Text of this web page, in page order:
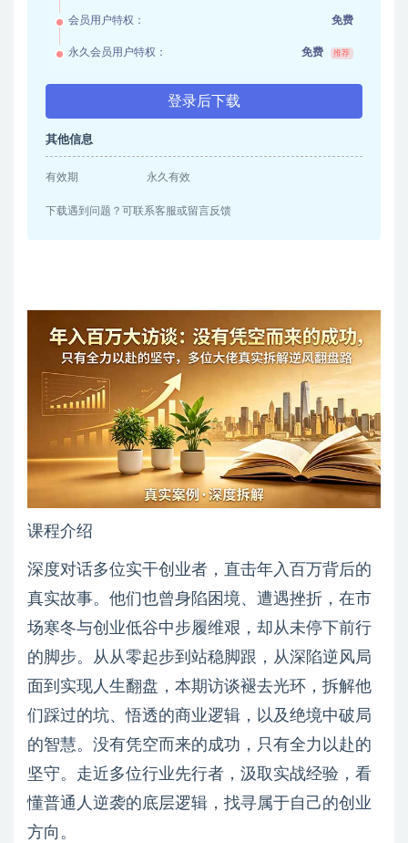
会员用户特权： 免费
永久会员用户特权： 免费 推荐
登录后下载
其他信息
有效期 永久有效
下载遇到问题？可联系客服或留言反馈
课程介绍
深度对话多位实干创业者，直击年入百万背后的
真实故事。他们也曾身陷困境、遭遇挫折，在市
场寒冬与创业低谷中步履维艰，却从未停下前行
的脚步。从从零起步到站稳脚跟，从深陷逆风局
面到实现人生翻盘，本期访谈褪去光环，拆解他
们踩过的坑、悟透的商业逻辑，以及绝境中破局
的智慧。没有凭空而来的成功，只有全力以赴的
坚守。走近多位行业先行者，汲取实战经验，看
懂普通人逆袭的底层逻辑，找寻属于自己的创业
方向。